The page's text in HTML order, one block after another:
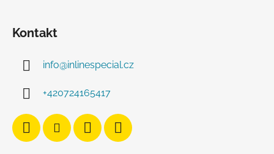
Kontakt
info@inlinespecial.cz
+420724165417